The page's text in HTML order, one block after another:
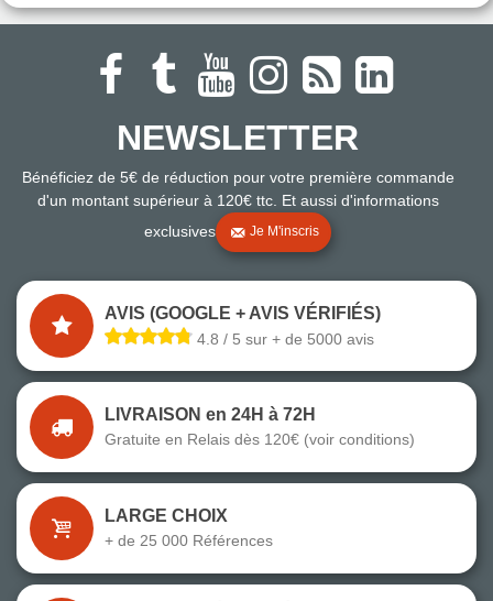
NEWSLETTER
Bénéficiez de 5€ de réduction pour votre première commande
d'un montant supérieur à 120€ ttc. Et aussi d'informations
exclusives
Je M'inscris
AVIS (GOOGLE + AVIS VÉRIFIÉS)
4.8 / 5 sur + de 5000 avis
LIVRAISON en 24H à 72H
Gratuite en Relais dès 120€ (voir conditions)
LARGE CHOIX
+ de 25 000 Références